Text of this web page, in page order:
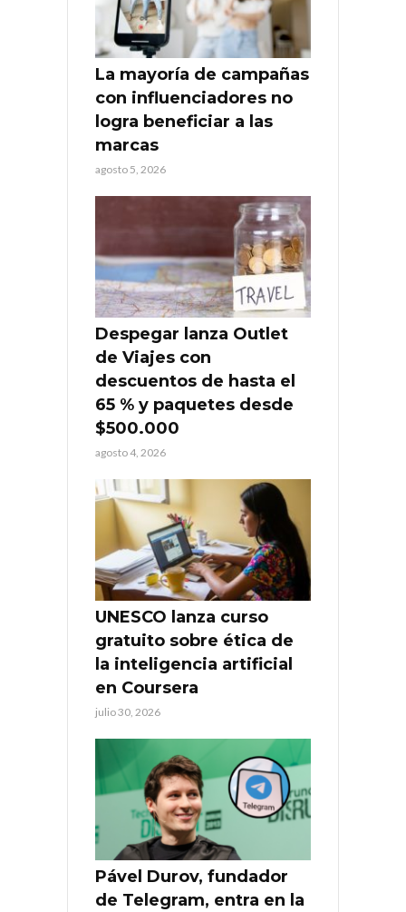
La mayoría de campañas
con influenciadores no
logra beneficiar a las
marcas
agosto 5, 2026
Despegar lanza Outlet
de Viajes con
descuentos de hasta el
65 % y paquetes desde
$500.000
agosto 4, 2026
UNESCO lanza curso
gratuito sobre ética de
la inteligencia artificial
en Coursera
julio 30, 2026
Pável Durov, fundador
de Telegram, entra en la